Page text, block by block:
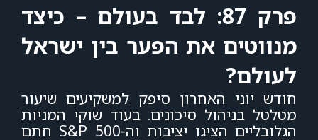
פרק 87: לבד בעולם – כיצד
מנווטים את הפער בין ישראל
לעולם?
חודש יוני האחרון סיפק למשקיעים שיעור
מטלטל בניהול סיכונים. בעוד שוקי המניות
הגלובליים הציגו יציבות וה-S&P 500 חתם